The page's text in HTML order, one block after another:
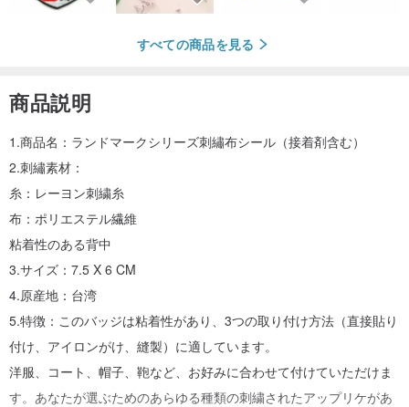
すべての商品を見る
商品説明
1.商品名：ランドマークシリーズ刺繡布シール（接着剤含む）
2.刺繡素材：
糸：レーヨン刺繍糸
布：ポリエステル繊維
粘着性のある背中
3.サイズ：7.5 X 6 CM
4.原産地：台湾
5.特徴：このバッジは粘着性があり、3つの取り付け方法（直接貼り
付け、アイロンがけ、縫製）に適しています。
洋服、コート、帽子、鞄など、お好みに合わせて付けていただけま
す。あなたが選ぶためのあらゆる種類の刺繍されたアップリケがあ